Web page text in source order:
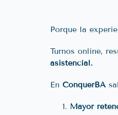
Porque la
Turnos online,
asistencial.
En ConquerBA
Mayor